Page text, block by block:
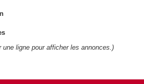
une ligne pour afficher les annonces.)